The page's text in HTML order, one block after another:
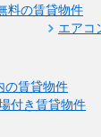
料の賃貸物件
エアコ
の賃貸物件
付き賃貸物件